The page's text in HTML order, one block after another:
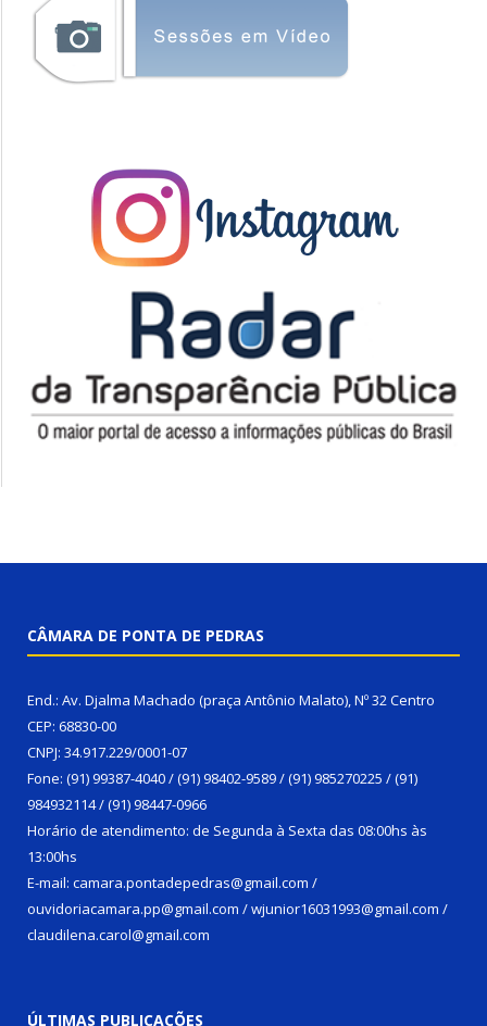
CÂMARA DE PONTA DE PEDRAS
End.: Av. Djalma Machado (praça Antônio Malato), Nº 32 Centro
CEP: 68830-00
CNPJ: 34.917.229/0001-07
Fone: (91) 99387-4040 / (91) 98402-9589 / (91) 985270225 / (91)
984932114 / (91) 98447-0966
Horário de atendimento: de Segunda à Sexta das 08:00hs às
13:00hs
E-mail: camara.pontadepedras@gmail.com /
ouvidoriacamara.pp@gmail.com / wjunior16031993@gmail.com /
claudilena.carol@gmail.com
ÚLTIMAS PUBLICAÇÕES